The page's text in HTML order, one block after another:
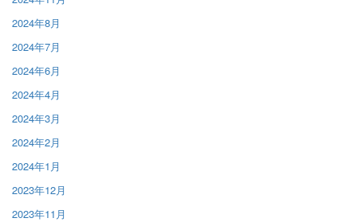
2024年8月
2024年7月
2024年6月
2024年4月
2024年3月
2024年2月
2024年1月
2023年12月
2023年11月